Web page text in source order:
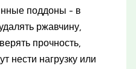
поддоны - в
ржавчину,
прочность,
нести нагрузку или